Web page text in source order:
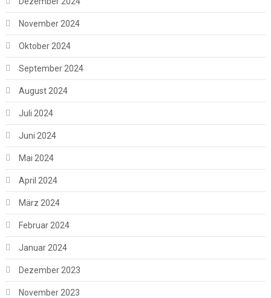
November 2024
Oktober 2024
September 2024
August 2024
Juli 2024
Juni 2024
Mai 2024
April 2024
März 2024
Februar 2024
Januar 2024
Dezember 2023
November 2023